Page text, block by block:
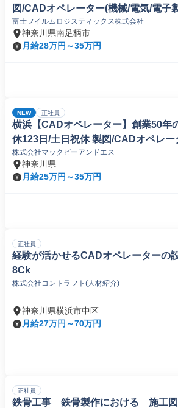
図/CADオペレーター(機械/電気/電子
富士フイルムロジスティックス株式会社
神奈川県南足柄市
月給28万円～35万円
NEW 正社員
横浜【CADオペレーター】創業50年
休123日/土日祝休 製図/CADオペレー
製品専門職)
株式会社マックピーアンドエス
神奈川県
月給25万円～35万円
正社員
経験が活かせるCADオペレーターの
8Ck
株式会社コントラフト(人材紹介)
神奈川県横浜市中区
月給27万円～70万円
正社員
鉄骨工事 鉄骨製作における 施工図